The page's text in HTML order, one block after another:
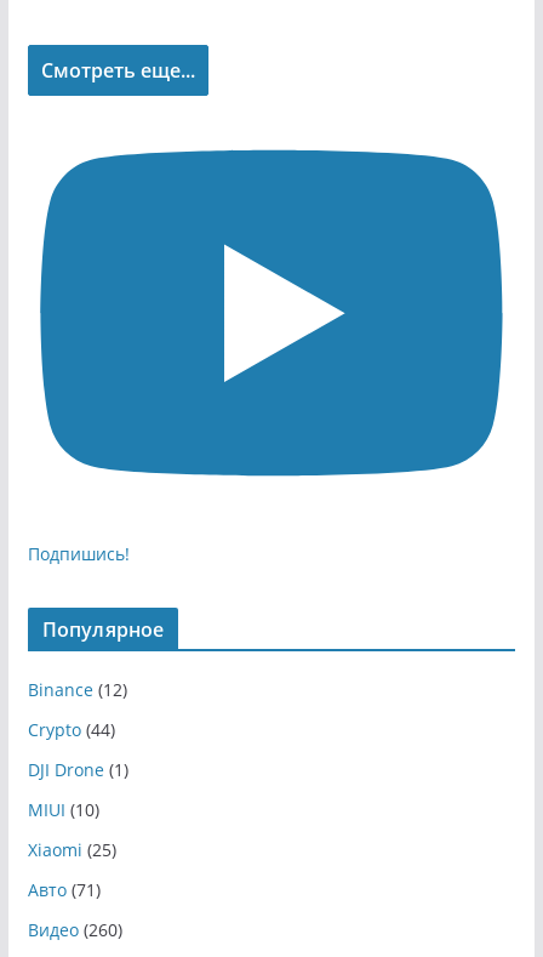
Смотреть еще...
Подпишись!
Популярное
Binance(12)
Crypto(44)
DJI Drone(1)
MIUI (10)
Xiaomi (25)
Авто(71)
Видео(260)